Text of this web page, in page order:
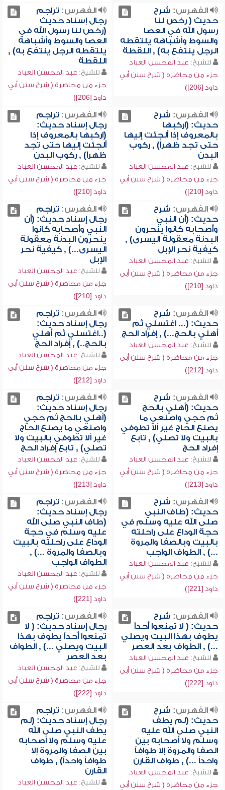
الفهرس: شرح
حديث ( رخص لنا
رسول الله في العصا
والسوط وأشباهه يلتقطه
الرجل ينتفع به) , اللقطة
للشيخ: عبد المحسن العباد
جزء من محاضرة ( شرح سنن أبي
داود [206])
الفهرس: تراجم
رجال إسناد حديث
(رخص لنا رسول الله في
العصا والسوط وأشباهه
يلتقطه الرجل ينتفع به) ,
اللقطة
للشيخ: عبد المحسن العباد
جزء من محاضرة ( شرح سنن أبي
داود [206])
الفهرس: شرح
حديث: (اركبها
بالمعروف إذا ألجئت إليها
حتى تجد ظهراً) , ركوب
البدن
للشيخ: عبد المحسن العباد
جزء من محاضرة ( شرح سنن أبي
داود [210])
الفهرس: تراجم
رجال إسناد حديث:
(اركبها بالمعروف إذا
ألجئت إليها حتى تجد
ظهراً) , ركوب البدن
للشيخ: عبد المحسن العباد
جزء من محاضرة ( شرح سنن أبي
داود [210])
الفهرس: شرح
حديث: (أن النبي
وأصحابه كانوا ينحرون
البدنة معقولة اليسرى) ,
كيفية نحر الإبل
للشيخ: عبد المحسن العباد
جزء من محاضرة ( شرح سنن أبي
داود [210])
الفهرس: تراجم
رجال إسناد حديث: (أن
النبي وأصحابه كانوا
ينحرون البدنة معقولة
اليسرى...) , كيفية نحر
الإبل
للشيخ: عبد المحسن العباد
جزء من محاضرة ( شرح سنن أبي
داود [210])
الفهرس: شرح
حديث: (... اغتسلي ثم
أهلي بالحج...) , إفراد الحج
للشيخ: عبد المحسن العباد
جزء من محاضرة ( شرح سنن أبي
داود [212])
الفهرس: تراجم
رجال إسناد حديث:
(..اغتسلي ثم أهلي
بالحج..) , إفراد الحج
للشيخ: عبد المحسن العباد
جزء من محاضرة ( شرح سنن أبي
داود [212])
الفهرس: شرح
حديث: (أهلي بالحج
ثم حجي واصنعي ما
يصنع الحاج غير ألا تطوفي
بالبيت ولا تصلي) , تابع
إفراد الحج
للشيخ: عبد المحسن العباد
جزء من محاضرة ( شرح سنن أبي
داود [213])
الفهرس: تراجم
رجال إسناد حديث:
(أهلي بالحج ثم حجي
واصنعي ما يصنع الحاج
غير ألا تطوفي بالبيت ولا
تصلي) , تابع إفراد الحج
للشيخ: عبد المحسن العباد
جزء من محاضرة ( شرح سنن أبي
داود [213])
الفهرس: شرح
حديث: (طاف النبي
صلى الله عليه وسلم في
حجة الوداع على راحلته
بالبيت وبالصفا والمروة
...) , الطواف الواجب
للشيخ: عبد المحسن العباد
جزء من محاضرة ( شرح سنن أبي
داود [221])
الفهرس: تراجم
رجال إسناد حديث:
(طاف النبي صلى الله
عليه وسلم في حجة
الوداع على راحلته بالبيت
وبالصفا والمروة ...) ,
الطواف الواجب
للشيخ: عبد المحسن العباد
جزء من محاضرة ( شرح سنن أبي
داود [221])
الفهرس: شرح
حديث: ( لا تمنعوا أحداً
يطوف بهذا البيت ويصلي
...) , الطواف بعد العصر
للشيخ: عبد المحسن العباد
جزء من محاضرة ( شرح سنن أبي
داود [222])
الفهرس: تراجم
رجال إسناد حديث: ( لا
تمنعوا أحداً يطوف بهذا
البيت ويصلي ...) , الطواف
بعد العصر
للشيخ: عبد المحسن العباد
جزء من محاضرة ( شرح سنن أبي
داود [222])
الفهرس: شرح
حديث: (لم يطف
النبي صلى الله عليه
وسلم ولا أصحابه بين
الصفا والمروة إلا طوافاً
واحداً ...) , طواف القارن
للشيخ: عبد المحسن العباد
جزء من محاضرة ( شرح سنن أبي
الفهرس: تراجم
رجال إسناد حديث: (لم
يطف النبي صلى الله
عليه وسلم ولا أصحابه
بين الصفا والمروة إلا
طوافاً واحداً) , طواف
القارن
للشيخ: عبد المحسن العباد